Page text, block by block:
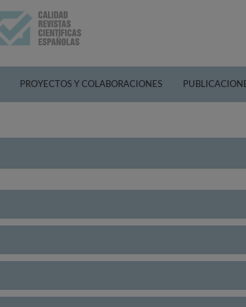
PROYECTOS Y COLABORACIONES